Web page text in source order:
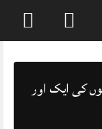
کی ایک اور